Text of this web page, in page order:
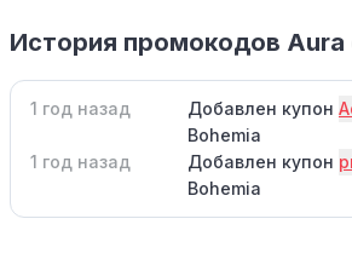
История промокодов Aura
1 год назад Добавлен купон
Bohemia
1 год назад
Добавлен купон
Bohemia